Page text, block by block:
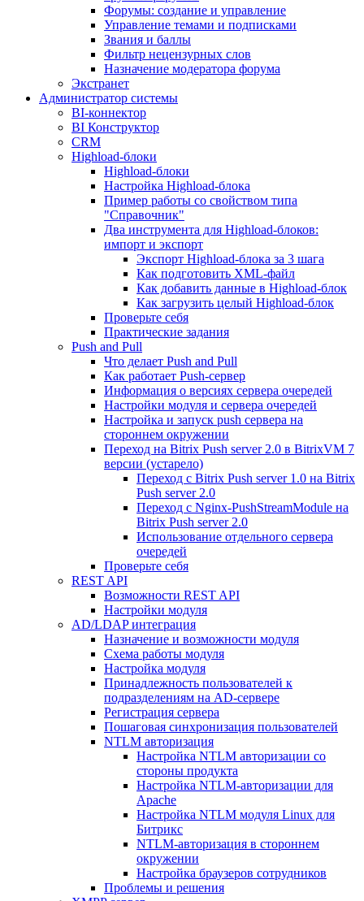
Форумы: создание и управление
Управление темами и подписками
Звания и баллы
Фильтр нецензурных слов
Назначение модератора форума
Экстранет
Администратор системы
BI-коннектор
BI Конструктор
CRM
Highload-блоки
Highload-блоки
Настройка Highload-блока
Пример работы со свойством типа
"Справочник"
Два инструмента для Highload-блоков:
импорт и экспорт
Экспорт Highload-блока за 3 шага
Как подготовить XML-файл
Как добавить данные в Highload-блок
Как загрузить целый Highload-блок
Проверьте себя
Практические задания
Push and Pull
Что делает Push and Pull
Как работает Push-сервер
Информация о версиях сервера очередей
Настройки модуля и сервера очередей
Настройка и запуск push сервера на
стороннем окружении
Переход на Bitrix Push server 2.0 в BitrixVM 7
версии (устарело)
Переход с Bitrix Push server 1.0 на Bitrix
Push server 2.0
Переход с Nginx-PushStreamModule на
Bitrix Push server 2.0
Использование отдельного сервера
очередей
Проверьте себя
REST API
Возможности REST API
Настройки модуля
AD/LDAP интеграция
Назначение и возможности модуля
Схема работы модуля
Настройка модуля
Принадлежность пользователей к
подразделениям на AD-сервере
Регистрация сервера
Пошаговая синхронизация пользователей
NTLM авторизация
Настройка NTLM авторизации со
стороны продукта
Настройка NTLM-авторизации для
Apache
Настройка NTLM модуля Linux для
Битрикс
NTLM-авторизация в стороннем
окружении
Настройка браузеров сотрудников
Проблемы и решения